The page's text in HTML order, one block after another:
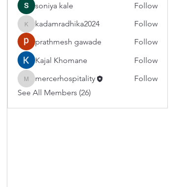
soniya kale
Follow
kadamradhika2024
kadamradhika2024
Follow
prathmesh gawade
Follow
Kajal Khomane
Follow
mercerhospitality
mercerhospitality
Follow
See All Members (26)